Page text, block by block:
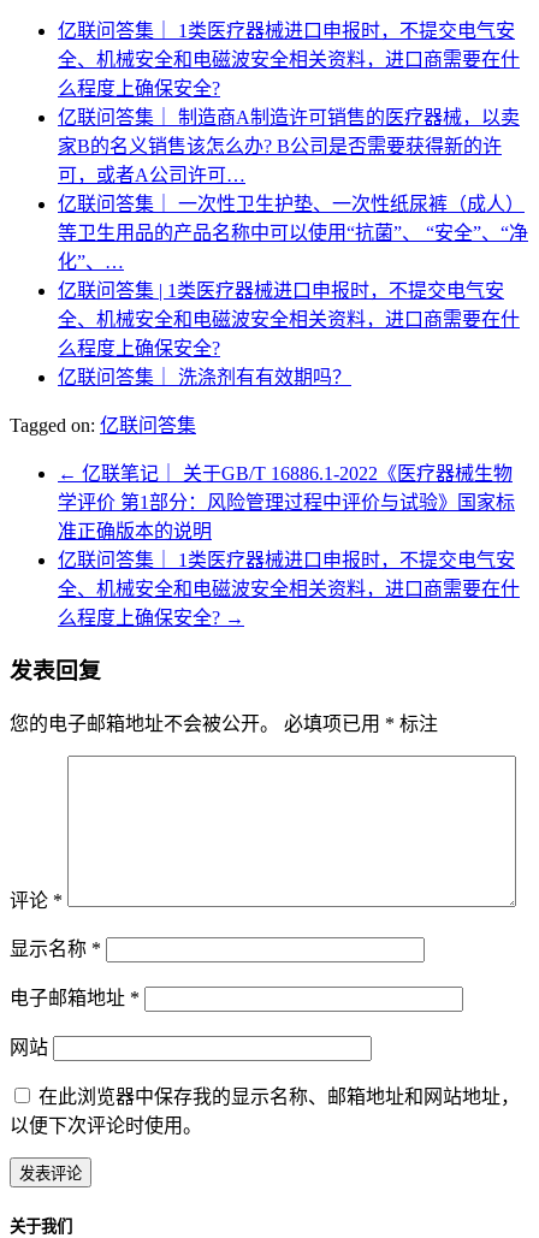
亿联问答集｜ 1类医疗器械进口申报时，不提交电气安
全、机械安全和电磁波安全相关资料，进口商需要在什
么程度上确保安全?
亿联问答集｜ 制造商A制造许可销售的医疗器械，以卖
家B的名义销售该怎么办? B公司是否需要获得新的许
可，或者A公司许可…
亿联问答集｜ 一次性卫生护垫、一次性纸尿裤（成人）
等卫生用品的产品名称中可以使用“抗菌”、 “安全”、“净
化”、…
亿联问答集 | 1类医疗器械进口申报时，不提交电气安
全、机械安全和电磁波安全相关资料，进口商需要在什
么程度上确保安全?
亿联问答集｜ 洗涤剂有有效期吗？
Tagged on: 亿联问答集
← 亿联笔记｜ 关于GB/T 16886.1-2022《医疗器械生物
学评价 第1部分：风险管理过程中评价与试验》国家标
准正确版本的说明
亿联问答集｜ 1类医疗器械进口申报时，不提交电气安
全、机械安全和电磁波安全相关资料，进口商需要在什
么程度上确保安全? →
发表回复
您的电子邮箱地址不会被公开。 必填项已用 * 标注
评论 *
显示名称 *
电子邮箱地址 *
网站
在此浏览器中保存我的显示名称、邮箱地址和网站地址，
以便下次评论时使用。
关于我们